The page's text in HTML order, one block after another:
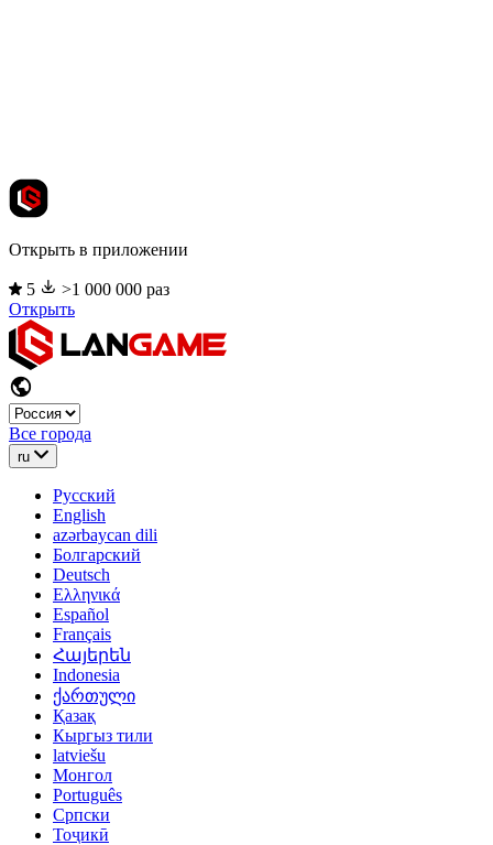
Открыть в приложении
5
>1 000 000 раз
Открыть
Все города
ru
Русский
English
azərbaycan dili
Болгарский
Deutsch
Ελληνικά
Español
Français
Հայերեն
Indonesia
ქართული
Қазақ
Кыргыз тили
latviešu
Монгол
Português
Српски
Тоҷикӣ